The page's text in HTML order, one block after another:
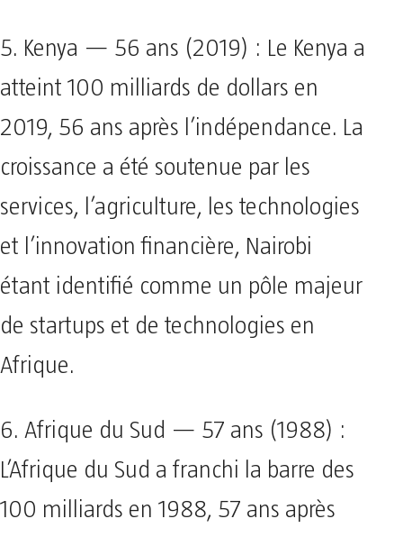
5. Kenya — 56 ans (2019) : Le Kenya a
atteint 100 milliards de dollars en
2019, 56 ans après l’indépendance. La
croissance a été soutenue par les
services, l’agriculture, les technologies
et l’innovation financière, Nairobi
étant identifié comme un pôle majeur
de startups et de technologies en
Afrique.
6. Afrique du Sud — 57 ans (1988) :
L’Afrique du Sud a franchi la barre des
100 milliards en 1988, 57 ans après